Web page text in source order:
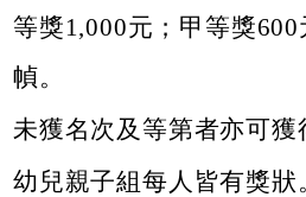
等獎1,000元；甲等獎
幀。
未獲名次及等第者亦可獲
幼兒親子組每人皆有獎狀